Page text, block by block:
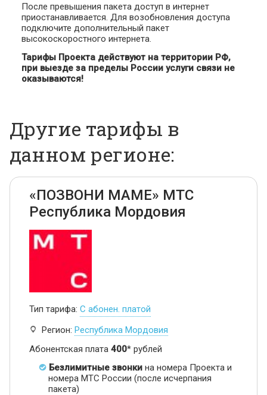
После превышения пакета доступ в интернет
приостанавливается. Для возобновления доступа
подключите дополнительный пакет
высокоскоростного интернета.
Тарифы Проекта действуют на территории РФ,
при выезде за пределы России услуги связи не
оказываются!
Другие тарифы в
данном регионе:
«ПОЗВОНИ МАМЕ» МТС
Республика Мордовия
Тип тарифа: С абонен. платой
Регион: Республика Мордовия
Абонентская плата 400* рублей
Безлимитные звонки на номера Проекта и
номера МТС России (после исчерпания
пакета)